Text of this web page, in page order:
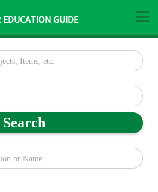
GUIDE
Search